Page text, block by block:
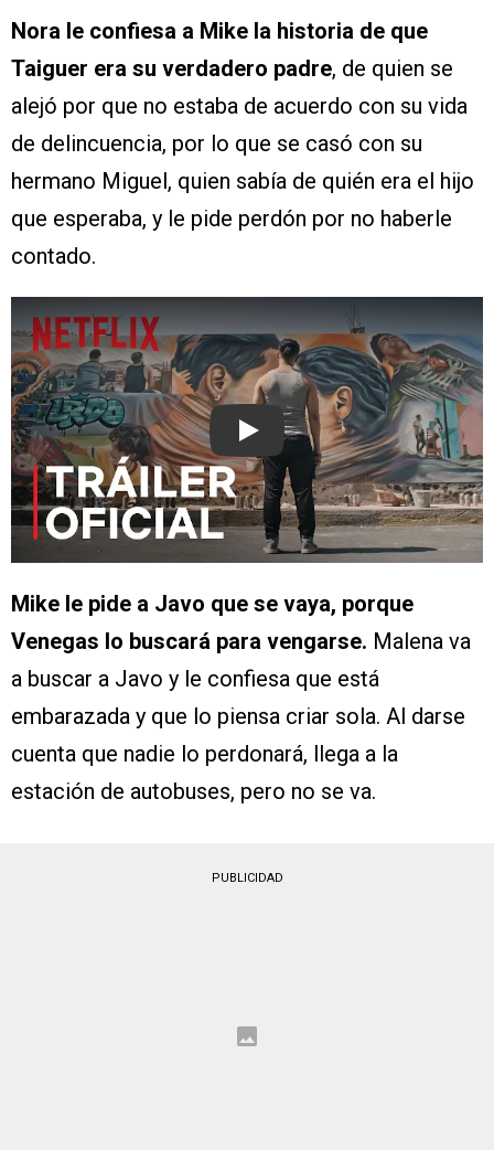
Nora le confiesa a Mike la historia de que
Taiguer era su verdadero padre, de quien se
alejó por que no estaba de acuerdo con su vida
de delincuencia, por lo que se casó con su
hermano Miguel, quien sabía de quién era el hijo
que esperaba, y le pide perdón por no haberle
contado.
Play
Mike le pide a Javo que se vaya, porque
Venegas lo buscará para vengarse. Malena va
a buscar a Javo y le confiesa que está
embarazada y que lo piensa criar sola. Al darse
cuenta que nadie lo perdonará, llega a la
estación de autobuses, pero no se va.
PUBLICIDAD